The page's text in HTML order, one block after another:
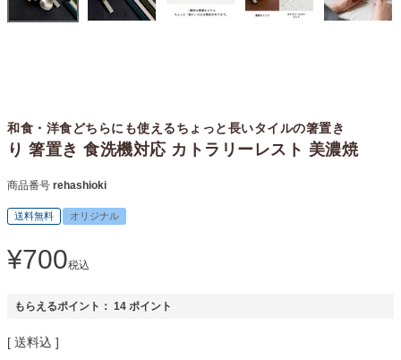
和食・洋食どちらにも使えるちょっと長いタイルの箸置き
り 箸置き 食洗機対応 カトラリーレスト 美濃焼
商品番号 rehashioki
送料無料 オリジナル
¥700税込
もらえるポイント： 14 ポイント
送料込